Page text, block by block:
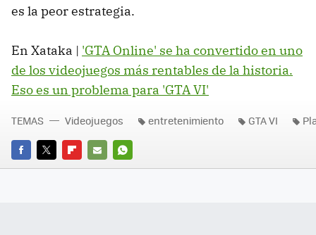
es la peor estrategia.
En Xataka | 'GTA Online' se ha convertido en uno
de los videojuegos más rentables de la historia.
Eso es un problema para 'GTA VI'
FACEBOOK
TWITTERFLIPBOARD
E-
WHATSAPP
TEMAS Videojuegos entretenimiento GTA VI